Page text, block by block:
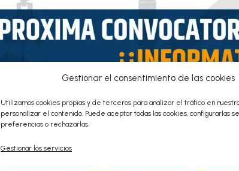
Gestionar el consentimiento de las cookies
Utilizamos cookies propias y de terceros para analizar el tráfico en
personalizar el contenido. Puede aceptar todas las cookies, configurarlas
preferencias o rechazarlas.
Gestionar los servicios
Contacta con
nosotros ¡Te
ayudamos!